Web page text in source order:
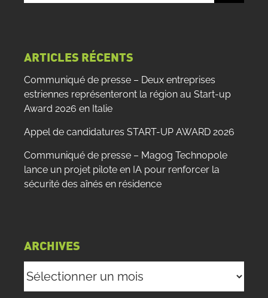
ARTICLES RÉCENTS
Communiqué de presse – Deux entreprises
estriennes représenteront la région au Start-up
Award 2026 en Italie
Appel de candidatures START-UP AWARD 2026
Communiqué de presse – Magog Technopole
lance un projet pilote en IA pour renforcer la
sécurité des aînés en résidence
ARCHIVES